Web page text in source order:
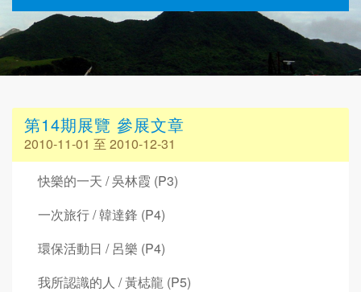
第14期展覽 參展文章
2010-11-01 至 2010-12-31
快樂的一天 / 吳林霞 (P3)
一次旅行 / 韓達鋒 (P4)
環保活動日 / 呂樂 (P4)
我所認識的人 / 黃梽龍 (P5)